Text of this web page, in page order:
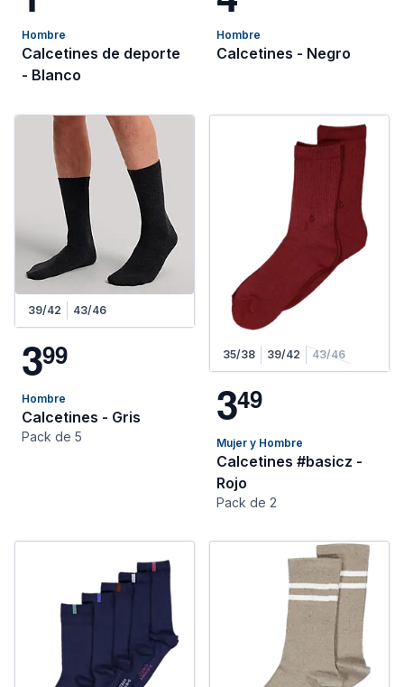
Hombre
Calcetines de deporte
- Blanco
Hombre
Calcetines - Negro
39/42 43/46
399
Hombre
Calcetines - Gris
Pack de 5
35/38 39/42 43/46
349
Mujer y Hombre
Calcetines #basicz -
Rojo
Pack de 2